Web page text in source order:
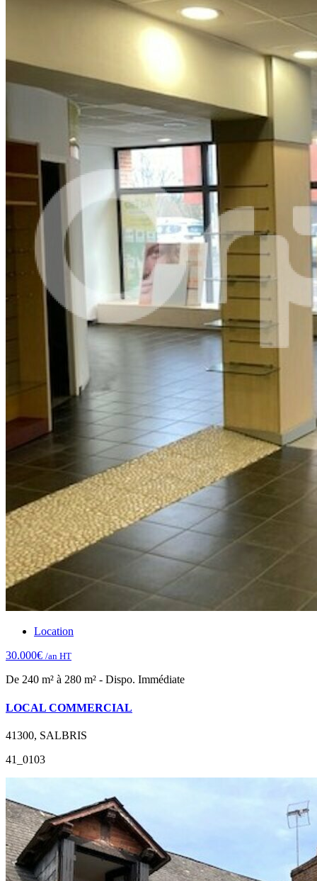
Location
30.000€ /an HT
De 240 m² à 280 m² - Dispo. Immédiate
LOCAL COMMERCIAL
41300, SALBRIS
41_0103